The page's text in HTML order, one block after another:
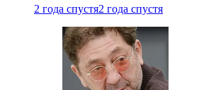
2 года спустя2 года спустя